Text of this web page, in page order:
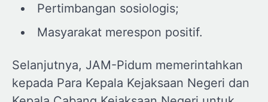
Pertimbangan sosiologis;
Masyarakat merespon positif.
Selanjutnya, JAM-Pidum memerintahkan
kepada Para Kepala Kejaksaan Negeri dan